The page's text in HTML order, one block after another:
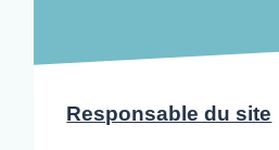
Responsable du site